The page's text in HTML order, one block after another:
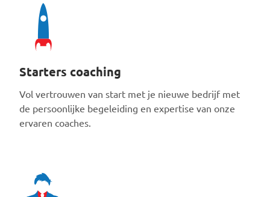
Starters coaching
Vol vertrouwen van start met je nieuwe bedrijf met
de persoonlijke begeleiding en expertise van onze
ervaren coaches.